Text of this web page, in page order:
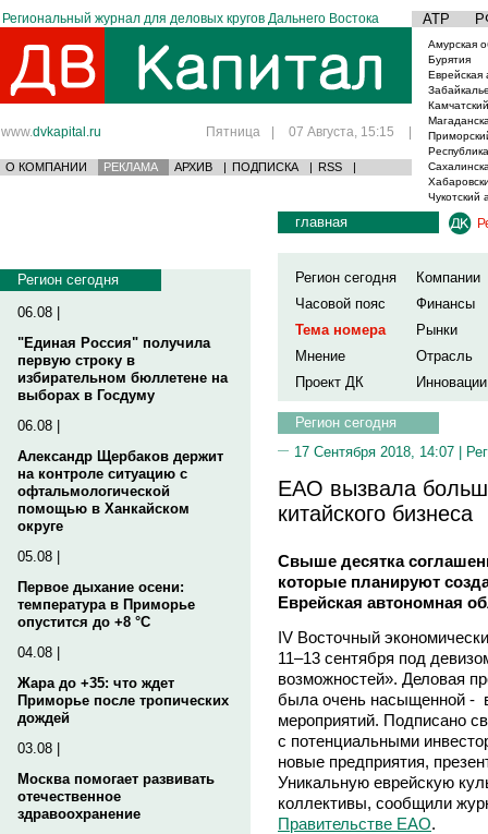
Региональный журнал для деловых кругов Дальнего Востока АТР
www.dvkapital.ru Пятница | 07 Августа, 15:15 |
О КОМПАНИИ РЕКЛАМА АРХИВ | ПОДПИСКА | RSS |
Амурская
Бурятия
Еврейская
Чукотский
Регион сегодня
06.08 |
"Единая Россия" получила
первую строку в
избирательном бюллетене на
выборах в Госдуму
06.08 |
Александр Щербаков держит
на контроле ситуацию с
офтальмологической
помощью в Ханкайском
округе
05.08 |
Первое дыхание осени:
температура в Приморье
опустится до +8 °C
04.08 |
Жара до +35: что ждет
Приморье после тропических
дождей
03.08 |
Москва помогает развивать
отечественное
здравоохранение
главная
Регион сегодня
Компании
Часовой пояс
Финансы
Тема номера
Рынки
Мнение
Отрасль
Проект ДК
Инновации
Регион сегодня
17 Сентября 2018, 14:07 |
ЕАО вызвала
китайского бизнеса
Свыше десятка
которые планируют
Еврейская автономная
IV Восточный
11–13 сентября под
возможностей». Деловая
была очень насыщенной -
мероприятий. Подписано
с потенциальными
новые предприятия,
Уникальную еврейскую
коллективы, сообщили
Правительстве ЕАО.